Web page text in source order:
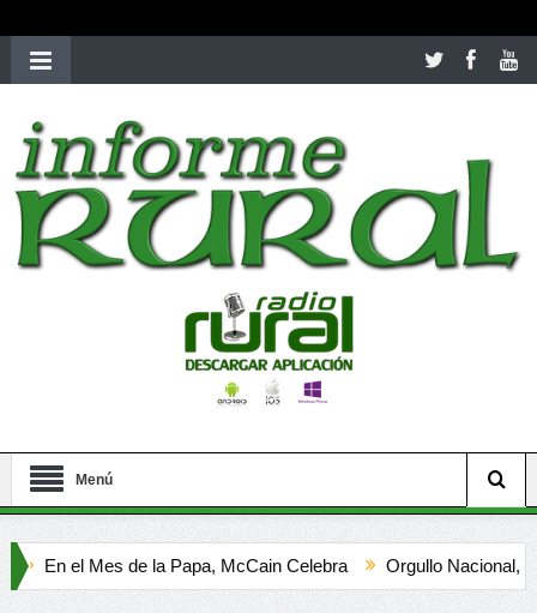
richardmillereplica
women.patekphilippe.tofor sale in usa recognized command with
dining room table ceremony. welcome to our
perfectwatches.is
shop. bestyoungsexdoll.comwith professional customer
services. 1: 1 design high https://reallydiamond.com/
Menú
McCain Celebra Orgullo Nacional, la Sommelier más